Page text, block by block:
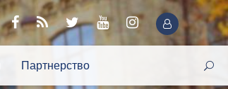
Партнерство